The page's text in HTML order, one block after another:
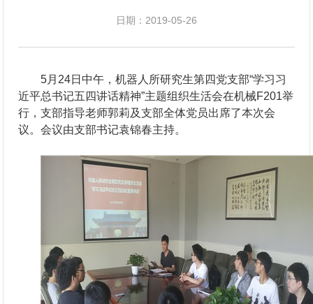
日期：2019-05-26
5月24日中午，机器人所研究生第四党支部“学习习
近平总书记五四讲话精神”主题组织生活会在机械F201举
行，支部指导老师郭莉及支部全体党员出席了本次会
议。会议由支部书记袁锦春主持。